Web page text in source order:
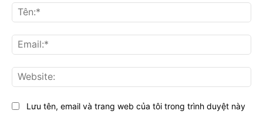
Lưu tên, email và trang web của tôi trong trình duyệt này